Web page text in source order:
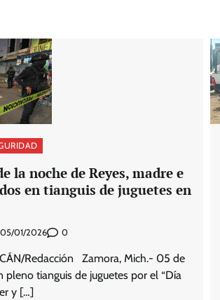
la noche de Reyes, madre e
en tianguis de juguetes en
05/01/2026 0
Redacción Zamora, Mich.- 05 de
pleno tianguis de juguetes por el “Día
y […]